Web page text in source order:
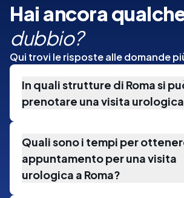
Hai ancora
dubbio?
Qui trovi le risposte alle domande
In quali strutture di Roma si
prenotare una visita
Quali sono i tempi per
appuntamento per una visita
urologica a Roma?